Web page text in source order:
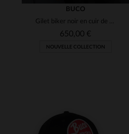
TAILLES DISPONIBLES
BUCO
Gilet biker noir en cuir de cheval
650,00 €
NOUVELLE COLLECTION